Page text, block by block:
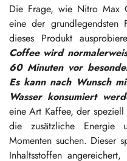
Die Frage, wie Nitro Max
eine der
dieses Produkt
Coffee wird
60 Minuten vor
Es kann nach Wunsch
Wasser konsumiert
eine Art Kaffee, der
die zusätzliche Energie
Momenten suchen. Dieser
Inhaltsstoffen